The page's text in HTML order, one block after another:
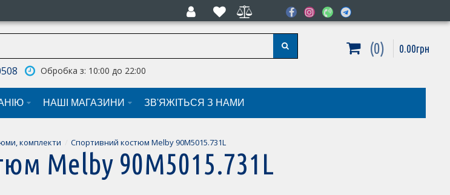
Обробка з: 10:00 до 22:00
0 0.00грн
НАШI МАГАЗИНИ ЗВ'ЯЖІТЬСЯ З НАМИ
комплекти Спортивний костюм Melby 90M5015.731L
Melby 90M5015.731L